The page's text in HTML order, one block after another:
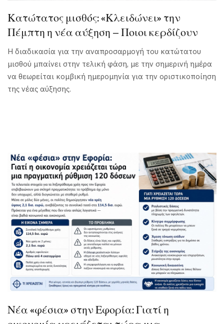
Κατώτατος μισθός: «Κλειδώνει» την
Πέμπτη η νέα αύξηση – Ποιοι κερδίζουν
Η διαδικασία για την αναπροσαρμογή του κατώτατου
μισθού μπαίνει στην τελική φάση, με την σημερινή ημέρα
να θεωρείται κομβική ημερομηνία για την οριστικοποίηση
της νέας αύξησης.
Νέα «φέσια» στην Εφορία: Γιατί η